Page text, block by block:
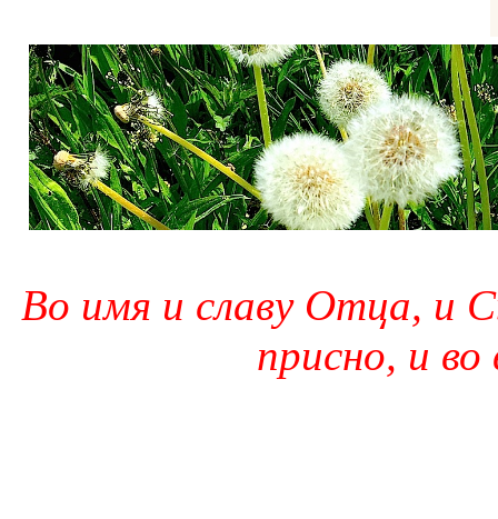
Во имя и славу Отца, и
присно, и во